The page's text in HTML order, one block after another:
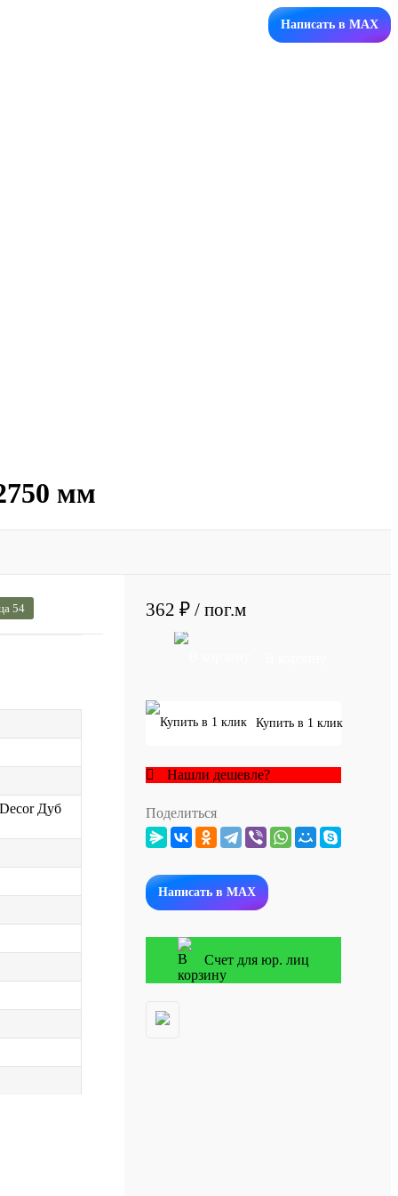
Написать в MAX
мм
54
Дуб
362 ₽ / пог.м
Купить в 1 клик
Нашли дешевле?
Поделиться
Написать в MAX
Счет для юр. лиц